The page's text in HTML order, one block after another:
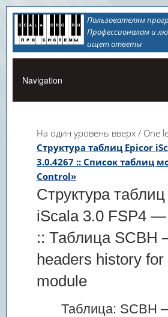
Пользователям
Профессионалам и
ищет ответы
На один уровень вверх / One
Структура таблиц Epicor
3.0.4267 :: Список таблиц
Control»
Структура
iScala 3.0 FSP4
:: Таблица SCBH
headers history
module
Таблица: SCBH